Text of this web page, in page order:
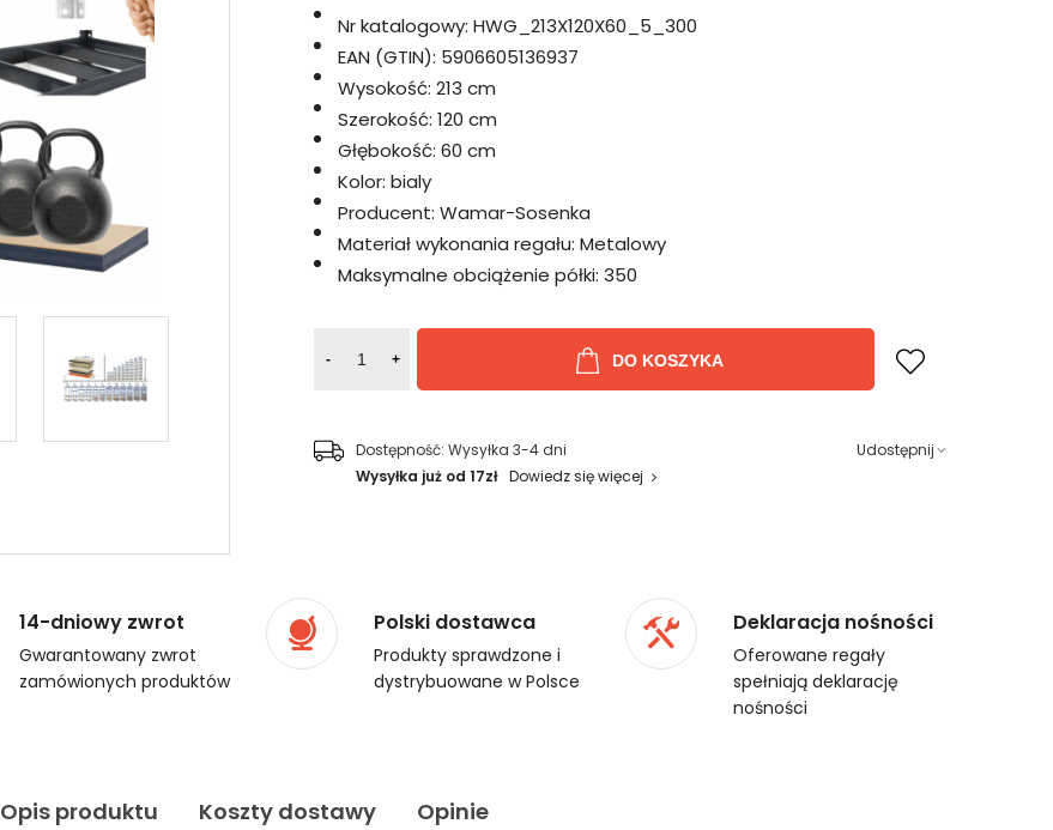
Nr katalogowy: HWG_213X120X60_5_300
EAN (GTIN): 5906605136937
Wysokość: 213 cm
Szerokość: 120 cm
Głębokość: 60 cm
Kolor: bialy
Producent: Wamar-Sosenka
Materiał wykonania regału: Metalowy
Maksymalne obciążenie półki: 350
- + DO KOSZYKA
Dostępność: Wysyłka 3-4 dni
Wysyłka już od 17zł Dowiedz się więcej
Udostępnij
14-dniowy zwrot
Gwarantowany zwrot
zamówionych produktów
Polski dostawca
Produkty sprawdzone i
dystrybuowane w Polsce
Deklaracja nośności
Oferowane regały
spełniają deklarację
nośności
Opis produktu Koszty dostawy Opinie